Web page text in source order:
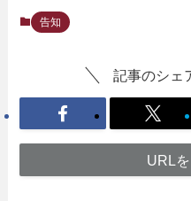
告知
記事のシェ
URL